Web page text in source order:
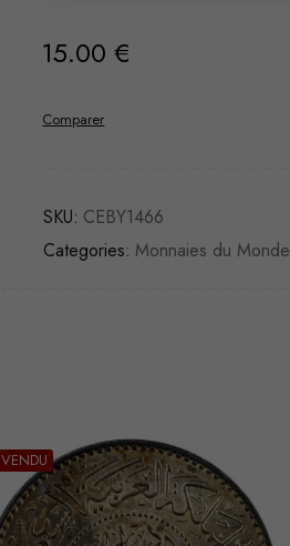
15.00€
Comparer
SKU: CEBY1466
Categories: Monnaies du Monde
VENDU